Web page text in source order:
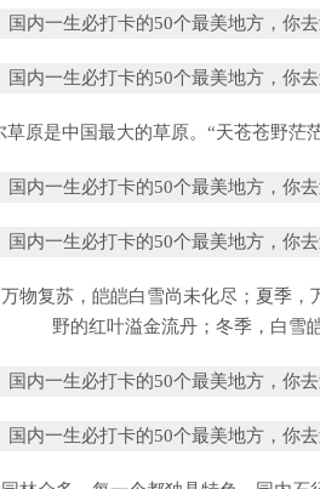
原是中国最大的草原。“天苍苍野茫
物复苏，皑皑白雪尚未化尽；夏季
野的红叶溢金流丹；冬季，白雪